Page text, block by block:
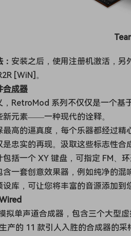
安装之后，使用注册机激活，
[WiN]。
合成器
，RetroMod 系列不仅仅是一个
新元素——一种现代的诠释。
最高的逼真度，每个乐器都经过
是忠实的再现。汲取这些标志性
包括一个 XY 键盘，可指定 FM、
含一套创意效果器，例如纯净的
设库，可让您将丰富的音源添加到
拟单声道合成器，包含三个大型
产的 11 款引人入胜的合成器的